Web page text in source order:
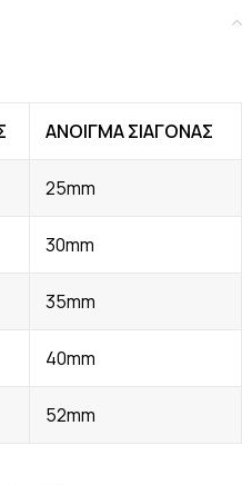
ΑΝΟΙΓΜΑ ΣΙΑΓΟΝΑΣ
25mm
30mm
35mm
40mm
52mm